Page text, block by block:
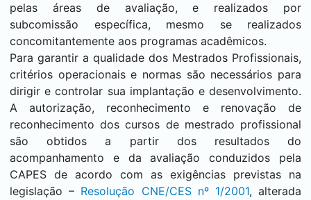
pelas áreas de avaliação, e realizados por
subcomissão específica, mesmo se realizados
concomitantemente aos programas acadêmicos.
Para garantir a qualidade dos Mestrados Profissionais,
critérios operacionais e normas são necessários para
dirigir e controlar sua implantação e desenvolvimento.
A autorização, reconhecimento e renovação de
reconhecimento dos cursos de mestrado profissional
são obtidos a partir dos resultados do
acompanhamento e da avaliação conduzidos pela
CAPES de acordo com as exigências previstas na
legislação – Resolução CNE/CES nº 1/2001, alterada